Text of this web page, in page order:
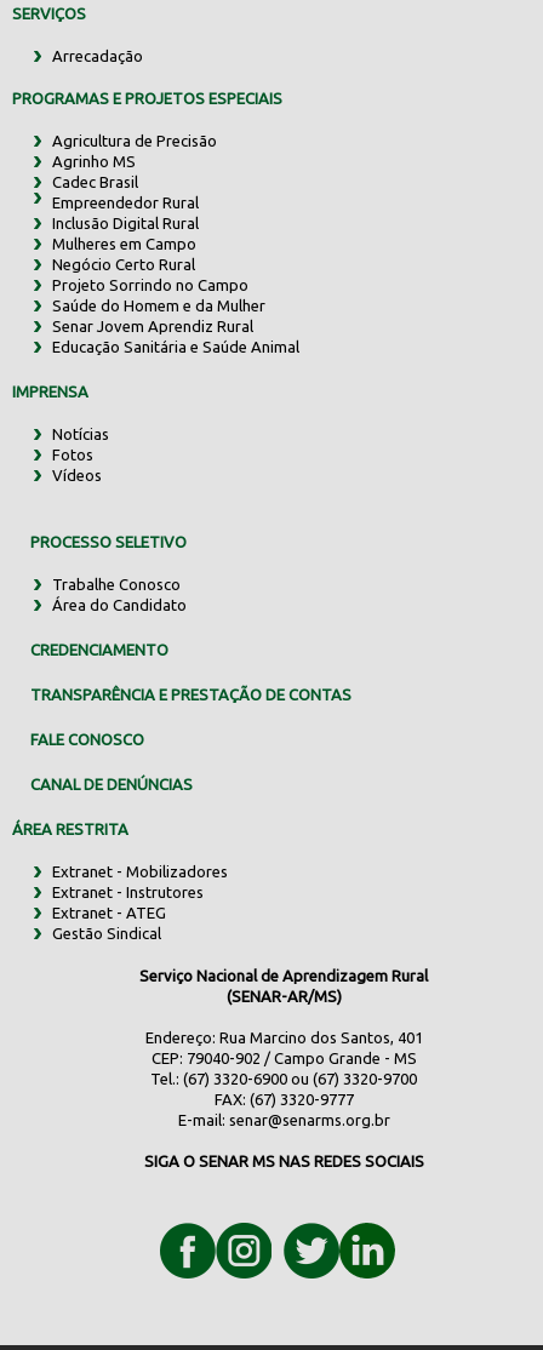
SERVIÇOS
Arrecadação
PROGRAMAS E PROJETOS ESPECIAIS
Agricultura de Precisão
Agrinho MS
Cadec Brasil
Empreendedor Rural
Inclusão Digital Rural
Mulheres em Campo
Negócio Certo Rural
Projeto Sorrindo no Campo
Saúde do Homem e da Mulher
Senar Jovem Aprendiz Rural
Educação Sanitária e Saúde Animal
IMPRENSA
Notícias
Fotos
Vídeos
PROCESSO SELETIVO
Trabalhe Conosco
Área do Candidato
CREDENCIAMENTO
TRANSPARÊNCIA E PRESTAÇÃO DE CONTAS
FALE CONOSCO
CANAL DE DENÚNCIAS
ÁREA RESTRITA
Extranet - Mobilizadores
Extranet - Instrutores
Extranet - ATEG
Gestão Sindical
Serviço Nacional de Aprendizagem Rural
(SENAR-AR/MS)
Endereço: Rua Marcino dos Santos, 401
CEP: 79040-902 / Campo Grande - MS
Tel.: (67) 3320-6900 ou (67) 3320-9700
FAX: (67) 3320-9777
E-mail: senar@senarms.org.br
SIGA O SENAR MS NAS REDES SOCIAIS